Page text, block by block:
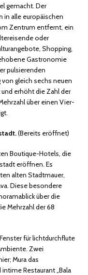
gemacht. Der
in alle europäischen
Zentrum entfernt, ein
oder
Shopping,
Gastronomie
pulsierenden
gleich sechs neuen
erhöht die Zahl der
über einen Vier-
(Bereits eröffnet)
Boutique-Hotels, die
eröffnen. Es
alten Stadtmauer,
Diese besondere
über die
Mehrzahl der 68
für lichtdurchflute
Zwei
Mura das
Restaurant „Bala